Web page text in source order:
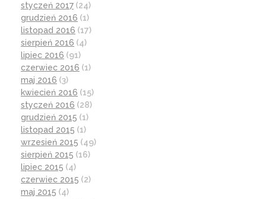
styczeń 2017 (24)
grudzień 2016 (1)
listopad 2016 (17)
sierpień 2016 (4)
lipiec 2016 (91)
czerwiec 2016 (1)
maj 2016 (3)
kwiecień 2016 (15)
styczeń 2016 (28)
grudzień 2015 (1)
listopad 2015 (1)
wrzesień 2015 (49)
sierpień 2015 (16)
lipiec 2015 (4)
czerwiec 2015 (2)
maj 2015 (4)